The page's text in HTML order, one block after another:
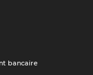
bancaire